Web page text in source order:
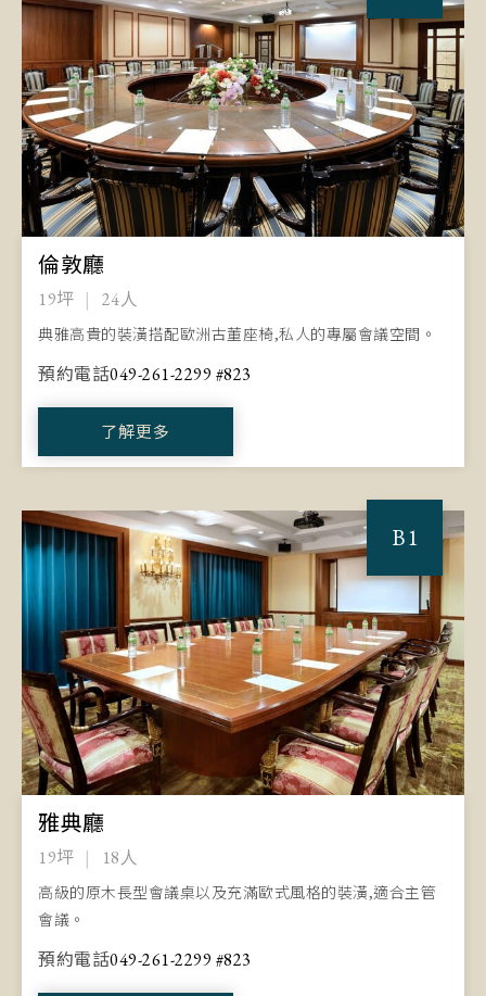
倫敦廳
19坪 24人
典雅高貴的裝潢搭配歐洲古董座椅,私人的專屬會議空間。
預約電話049-261-2299 #823
了解更多
B1
雅典廳
19坪 18人
高級的原木長型會議桌以及充滿歐式風格的裝潢,適合主管
會議。
預約電話049-261-2299 #823